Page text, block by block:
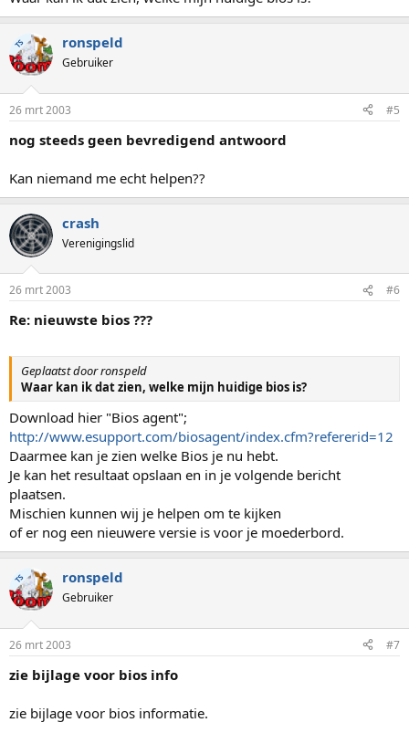
TS ronspeld
Gebruiker
26 mrt 2003 #5
nog steeds geen bevredigend antwoord
Kan niemand me echt helpen??
crash
Verenigingslid
26 mrt 2003 #6
Re: nieuwste bios ???
Geplaatst door ronspeld
Waar kan ik dat zien, welke mijn huidige bios is?
Download hier "Bios agent";
http://www.esupport.com/biosagent/index.cfm?refererid=12
Daarmee kan je zien welke Bios je nu hebt.
Je kan het resultaat opslaan en in je volgende bericht
plaatsen.
Mischien kunnen wij je helpen om te kijken
of er nog een nieuwere versie is voor je moederbord.
TS ronspeld
Gebruiker
26 mrt 2003 #7
zie bijlage voor bios info
zie bijlage voor bios informatie.